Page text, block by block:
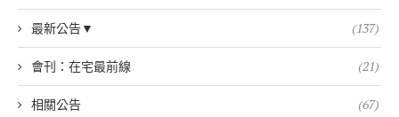
最新公告▼ (137)
會刊：在宅最前線 (21)
相關公告 (67)